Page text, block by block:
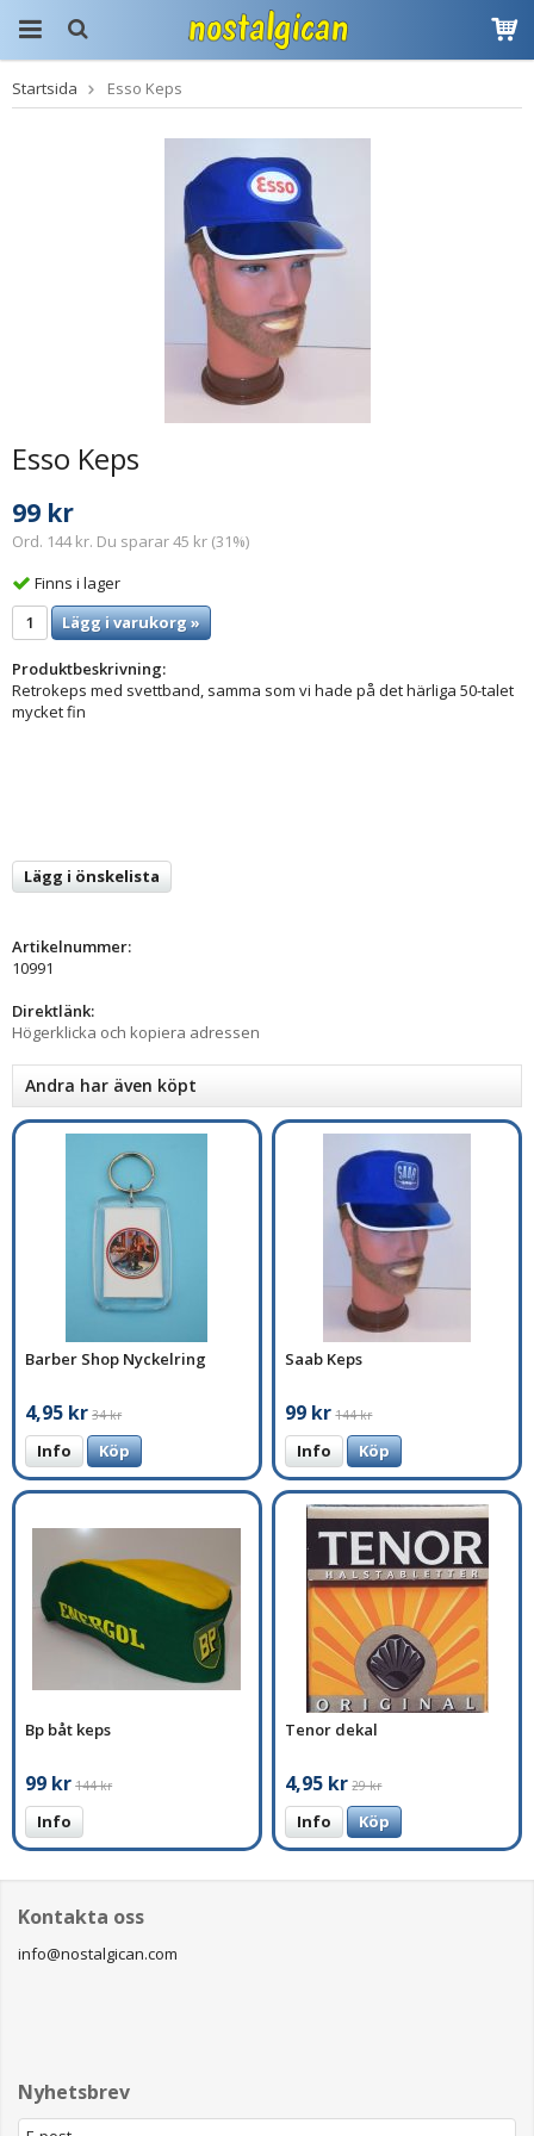
tillagd i varukorgen
Startsida Esso Keps
Esso Keps
99 kr
Ord. 144 kr. Du sparar 45 kr (31%)
Finns i lager
Lägg i varukorg »
Produktbeskrivning:
Retrokeps med svettband, samma som vi hade på det härliga 50-talet
mycket fin
Lägg i önskelista
Artikelnummer:
10991
Direktlänk:
Högerklicka och kopiera adressen
Andra har även köpt
Barber Shop Nyckelring
4,95 kr 34 kr
Info Köp
Saab Keps
99 kr 144 kr
Info Köp
Bp båt keps
99 kr 144 kr
Info
Tenor dekal
4,95 kr 29 kr
Info Köp
Kontakta oss
info@nostalgican.com
Nyhetsbrev